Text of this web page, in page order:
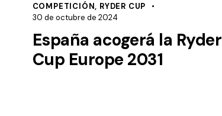
COMPETICIÓN, RYDER CUP
30 de octubre de 2024
España acogerá la Ryder
Cup Europe 2031